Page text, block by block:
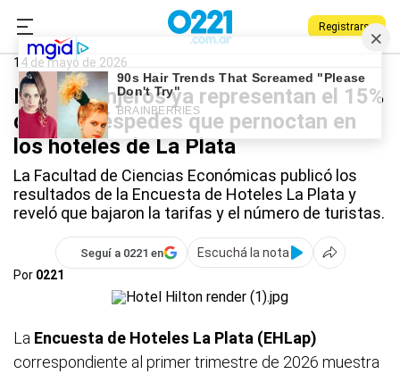
Registrarse
0221.com.ar
Hoteles
14 de mayo de 2026
Los extranjeros ya representan el 15%
de los huéspedes que pernoctan en
los hoteles de La Plata
La Facultad de Ciencias Económicas publicó los
resultados de la Encuesta de Hoteles La Plata y
reveló que bajaron la tarifas y el número de turistas.
Seguí a 0221 en
Escuchá la nota
Por 0221
La Encuesta de Hoteles La Plata (EHLap)
correspondiente al primer trimestre de 2026 muestra